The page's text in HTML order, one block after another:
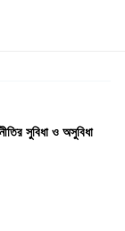
সুবিধা ও অসুবিধা